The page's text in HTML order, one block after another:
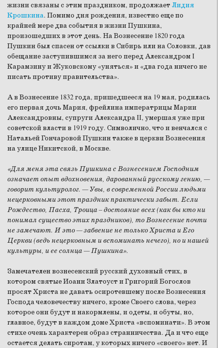
жизни связаны с этим праздником, продолжаетЛидия
Крошкина. Помимо дня рождения, известно еще по
крайней мере два события в жизни Пушкина,
произошедших в этот день. На Вознесение 1820 года
Пушкин был спасен от ссылки в Сибирь или на Соловки, дав
обещание заступившимся за него перед Александром I
Карамзину и Жуковскому «уняться» и «два года ничего не
писать противу правительства».
А в Вознесение 1832 года, пришедшееся на 19 мая, родилась
его первая дочь Мария, фрейлина императрицы Марии
Александровны, супруги Александра II, умершая уже при
советской власти в 1919 году. Символично, что и венчался с
Натальей Гончаровой Пушкин также в церкви Вознесения
на улице Никитской, в Москве.
«Для меня эта связь Пушкина с Вознесением Господним
означает опыт вдохновения, дарованный русскому гению, —
говорит культуролог. — Увы, в современной России людьми
нецерковными этот праздник практически забыт. Если
Рождество, Пасха, Троица – достояние всех (как бы кто ни
понимал существо этих праздников), то Вознесение почти
не замечают. И это — забвение не только Христа и Его
Церкви (ведь нецерковным и вспоминать нечего), но и нашей
культуры, и ее солнца — Пушкина».
Замечателен вознесенский русский духовный стих, в
котором святые Иоанн Златоуст и Григорий Богослов
просят Христа не давать осиротевшему после Вознесения
Господа человечеству ничего, кроме Своего слова, через
которое они будут и накормлены, и одеты, и обуты, но,
главное, будут в каждом доме Христа «вспоминати». В этом
стихе очень характерен образ странничества. Да и что еще
остается делать сиротам, у которых ничего «своего» нет. И